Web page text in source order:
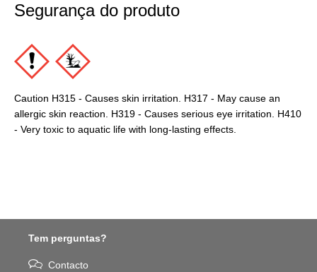
Segurança do produto
Caution H315 - Causes skin irritation. H317 - May cause an
allergic skin reaction. H319 - Causes serious eye irritation. H410
- Very toxic to aquatic life with long-lasting effects.
Tem perguntas?
Contacto